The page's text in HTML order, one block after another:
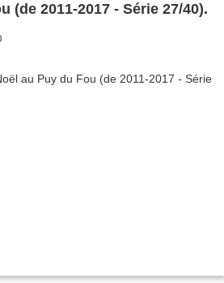
(de 2011-2017 - Série 27/40).